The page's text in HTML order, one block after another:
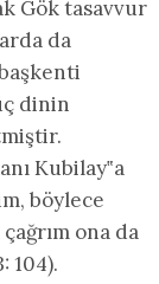
Gök tasavvur
da
dinin
Kubilay‟a
böylece
ona da
104).